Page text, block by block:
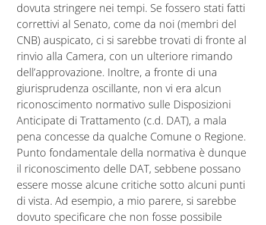
dovuta stringere nei tempi. Se fossero stati fatti
correttivi al Senato, come da noi (membri del
CNB) auspicato, ci si sarebbe trovati di fronte al
rinvio alla Camera, con un ulteriore rimando
dell’approvazione. Inoltre, a fronte di una
giurisprudenza oscillante, non vi era alcun
riconoscimento normativo sulle Disposizioni
Anticipate di Trattamento (c.d. DAT), a mala
pena concesse da qualche Comune o Regione.
Punto fondamentale della normativa è dunque
il riconoscimento delle DAT, sebbene possano
essere mosse alcune critiche sotto alcuni punti
di vista. Ad esempio, a mio parere, si sarebbe
dovuto specificare che non fosse possibile